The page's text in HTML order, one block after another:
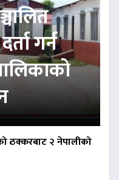
गर्न
ठक्करबाट २ नेपालीको